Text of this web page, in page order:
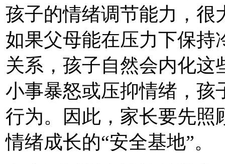
孩子的情绪调节能力，很
如果父母能在压力下保持
关系，孩子自然会内化
小事暴怒或压抑情绪，孩
行为。因此，家长要先照
情绪成长的“安全基地”。